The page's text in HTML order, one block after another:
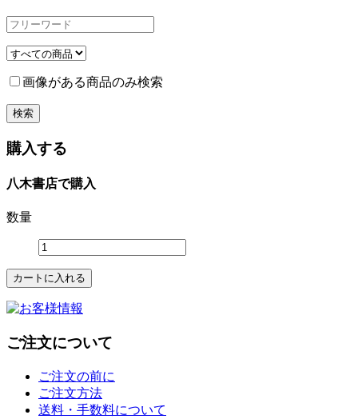
画像がある商品のみ検索
購入する
八木書店で購入
数量
ご注文について
ご注文の前に
ご注文方法
送料・手数料について